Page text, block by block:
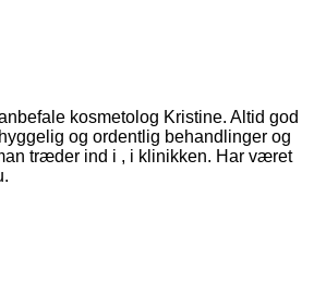
kosmetolog Kristine. Altid god
og ordentlig behandlinger og
træder ind i , i klinikken. Har været